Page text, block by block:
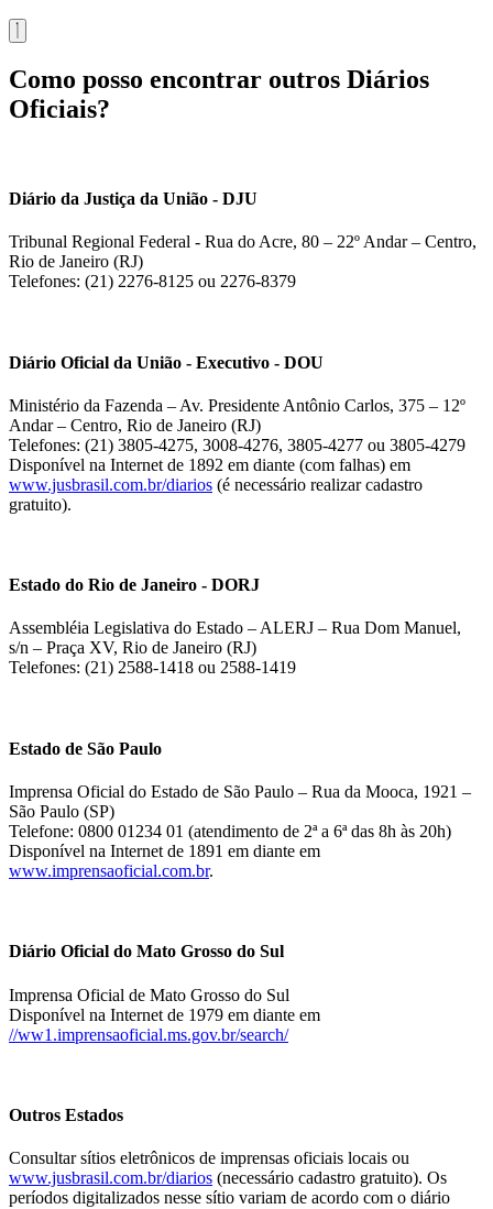
Como posso encontrar outros Diários
Oficiais?
Diário da Justiça da União - DJU
Tribunal Regional Federal - Rua do Acre, 80 – 22º Andar – Centro,
Rio de Janeiro (RJ)
Telefones: (21) 2276-8125 ou 2276-8379
Diário Oficial da União - Executivo - DOU
Ministério da Fazenda – Av. Presidente Antônio Carlos, 375 – 12º
Andar – Centro, Rio de Janeiro (RJ)
Telefones: (21) 3805-4275, 3008-4276, 3805-4277 ou 3805-4279
Disponível na Internet de 1892 em diante (com falhas) em
www.jusbrasil.com.br/diarios (é necessário realizar cadastro
gratuito).
Estado do Rio de Janeiro - DORJ
Assembléia Legislativa do Estado – ALERJ – Rua Dom Manuel,
s/n – Praça XV, Rio de Janeiro (RJ)
Telefones: (21) 2588-1418 ou 2588-1419
Estado de São Paulo
Imprensa Oficial do Estado de São Paulo – Rua da Mooca, 1921 –
São Paulo (SP)
Telefone: 0800 01234 01 (atendimento de 2ª a 6ª das 8h às 20h)
Disponível na Internet de 1891 em diante em
www.imprensaoficial.com.br.
Diário Oficial do Mato Grosso do Sul
Imprensa Oficial de Mato Grosso do Sul
Disponível na Internet de 1979 em diante em
//ww1.imprensaoficial.ms.gov.br/search/
Outros Estados
Consultar sítios eletrônicos de imprensas oficiais locais ou
www.jusbrasil.com.br/diarios (necessário cadastro gratuito). Os
períodos digitalizados nesse sítio variam de acordo com o diário